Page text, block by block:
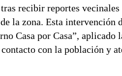
recibir reportes vecinales
la zona. Esta intervención
Casa por Casa”, aplicado
con la población y